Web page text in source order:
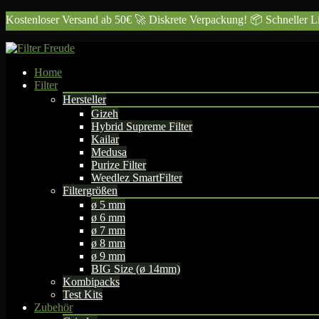
Skip
to
content
Kostenloser Versand ab 50€ 🚀 Diskrete Verpackung! 📦 Schneller
Home
Filter
Hersteller
Gizeh
Hybrid Supreme Filter
Kailar
Medusa
Purize Filter
Weedlez SmartFilter
Filtergrößen
ø 5 mm
ø 6 mm
ø 7 mm
ø 8 mm
ø 9 mm
BIG Size (ø 14mm)
Kombipacks
Test Kits
Zubehör